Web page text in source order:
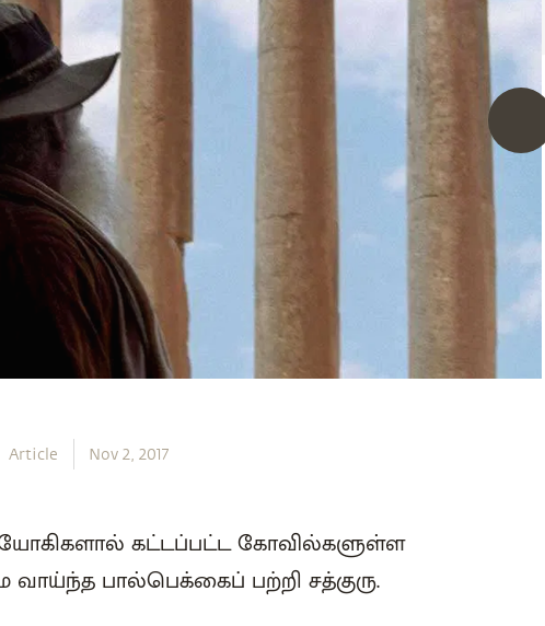
Article Nov 2, 2017
யோகிகளால் கட்டப்பட்ட கோவில்களுள்ள
பால்பெக்கைப் பற்றி சத்குரு.